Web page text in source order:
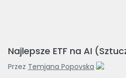
Najlepsze ETF na AI
Przez Temjana Popovska